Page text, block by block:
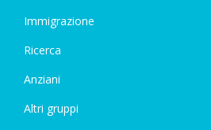
Immigrazione
Ricerca
Anziani
Altri gruppi